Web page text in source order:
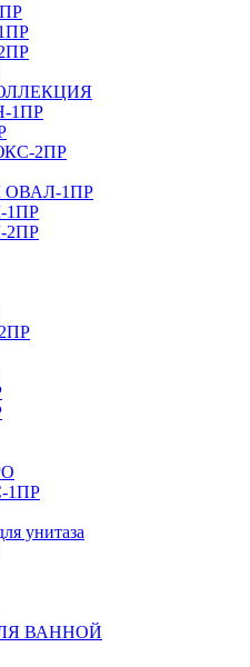
1ПР
2ПР
1ПР
1ПР
унитаза
ВАННОЙ